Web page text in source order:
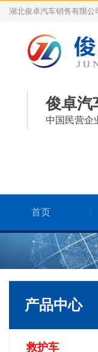
湖北俊卓汽车销售有限公
俊卓汽
中国民营企
首页
产品中心
救护车